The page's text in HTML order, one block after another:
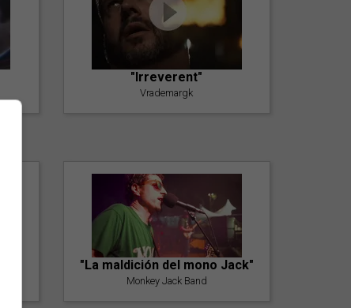
"Irreverent"
Vrademargk
"La maldición del mono Jack"
Monkey Jack Band